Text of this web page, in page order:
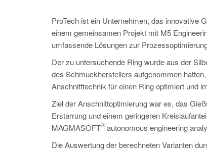
ProTech ist ein Unternehmen, das innovative
einem gemeinsamen Projekt mit M5
umfassende Lösungen zur
Der zu untersuchende Ring wurde aus der
des Schmuckherstellers aufgenommen
Anschnitttechnik für einen Ring optimiert und
Ziel der Anschnittoptimierung war es, das
Erstarrung und einem geringeren
MAGMASOFT
®autonomous engineering
Die Auswertung der berechneten Varianten